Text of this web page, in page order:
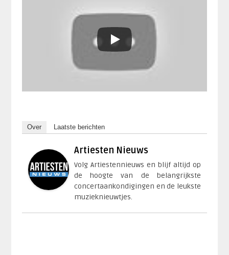
Over Laatste berichten
Artiesten Nieuws
Volg Artiestennieuws en blijf altijd op
de hoogte van de belangrijkste
concertaankondigingen en de leukste
muzieknieuwtjes.